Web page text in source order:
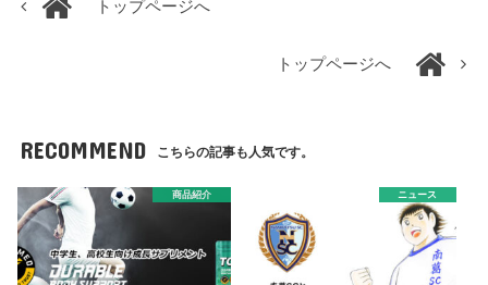
トップページへ
トップページへ
RECOMMEND こちらの記事も人気です。
商品紹介 ニュース